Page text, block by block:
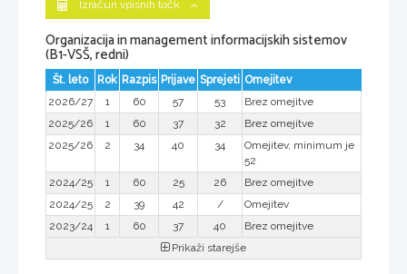
Izračun vpisnih točk
Organizacija in management informacijskih sistemov
(B1-VSŠ, redni)
Št. leto Rok Razpis Prijave Sprejeti Omejitev
2026/27
1 60 57 53
Brez omejitve
2025/26
1 60 37 32
Brez omejitve
2025/26
2 34 40 34
Omejitev, minimum je
52
2024/25
1 60 25 26
Brez omejitve
2024/25
2 39 42 /
Omejitev
2023/24
1 60 37 40
Brez omejitve
Prikaži starejše